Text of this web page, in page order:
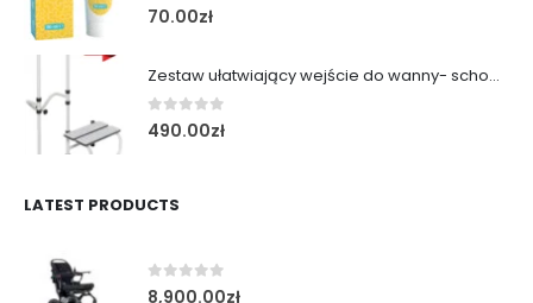
0out of 5
70.00zł
Zestaw ułatwiający wejście do wanny- schodek z poręczą
0out of 5
490.00zł
LATEST PRODUCTS
0out of 5
8,900.00zł